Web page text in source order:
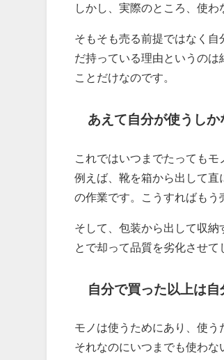
しかし、実際のところ、使
そもそも売る前提ではなく
だ持っている理由というの
ことだけなのです。
あえて自分が使うしか
これではいつまでたっても
例えば、靴を箱から出して
の作業です。こうすればもう
そして、包装から出して収
とで却って品質を劣化させて
自分で買った以上は自
モノは使うためにあり、使う
それなのにいつまでも使わ